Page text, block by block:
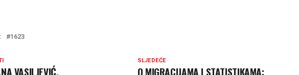
1623
SLJEDEĆE
O MIGRACIJAMA I STATISTIKAMA:
VASILJEVIĆ,